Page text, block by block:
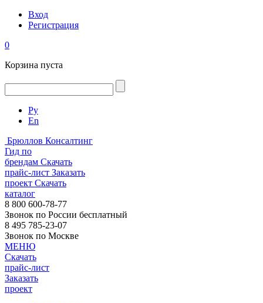
Вход
Регистрация
0
Корзина пуста
Ру
En
Брюллов Консалтинг
Гид по
брендам Скачать
прайс-лист Заказать
проект Скачать
каталог
8 800 600-78-77
Звонок по России бесплатный
8 495 785-23-07
Звонок по Москве
МЕНЮ
Скачать
прайс-лист
Заказать
проект